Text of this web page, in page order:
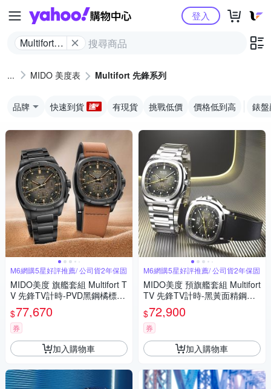
Yahoo購物中心
Multifort
登入
MIDO 美度表 Multifort 先鋒系列
品牌 快速到貨 有現貨 挑戰低價 價格低到高 錶
M6網購5星好評推薦/ 公司貨2年保固
MIDO美度 旗艦套組 Multifort T
V 先鋒TV計時-PVD黑鋼橘標款
M6 (M0495273308100)
$77,670
券
加入購物車
M6網購5星好評推薦/ 公司貨2年保固
MIDO美度 預旗艦套組 Multifort
TV 先鋒TV計時-黑黃面精鋼款
M6 (M0495271108100)
$72,900
券
加入購物車